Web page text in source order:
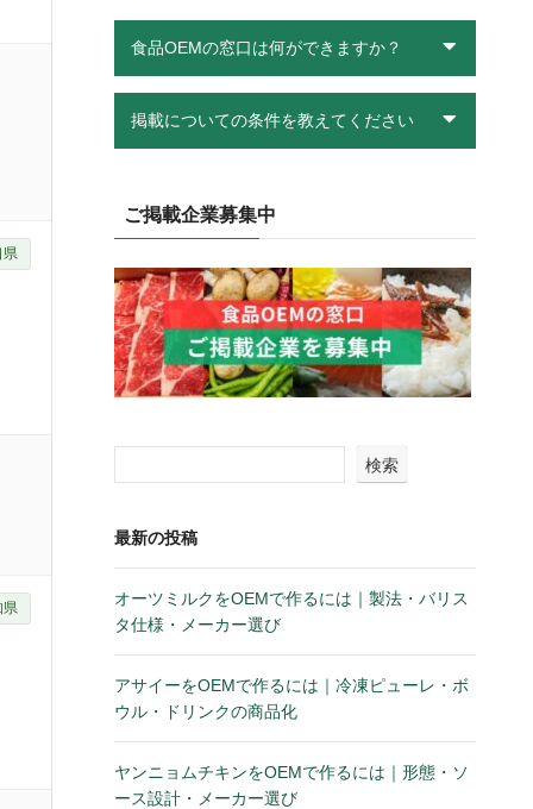
県
県
食品OEMの窓口は何ができますか？
掲載についての条件を教えてください
ご掲載企業募集中
検索
最新の投稿
オーツミルクをOEMで作るには｜製法・バリス
タ仕様・メーカー選び
アサイーをOEMで作るには｜冷凍ピューレ・ボ
ウル・ドリンクの商品化
ヤンニョムチキンをOEMで作るには｜形態・ソ
ース設計・メーカー選び